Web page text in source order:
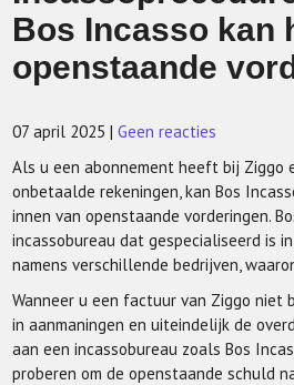
Bos Incasso kan
openstaande
07 april 2025 |Geen reacties
Als u een abonnement heeft bij Ziggo
onbetaalde rekeningen, kan Bos
innen van openstaande vorderingen.
incassobureau dat gespecialiseerd is
namens verschillende bedrijven,
Wanneer u een factuur van Ziggo
in aanmaningen en uiteindelijk de
aan een incassobureau zoals Bos
proberen om de openstaande schuld